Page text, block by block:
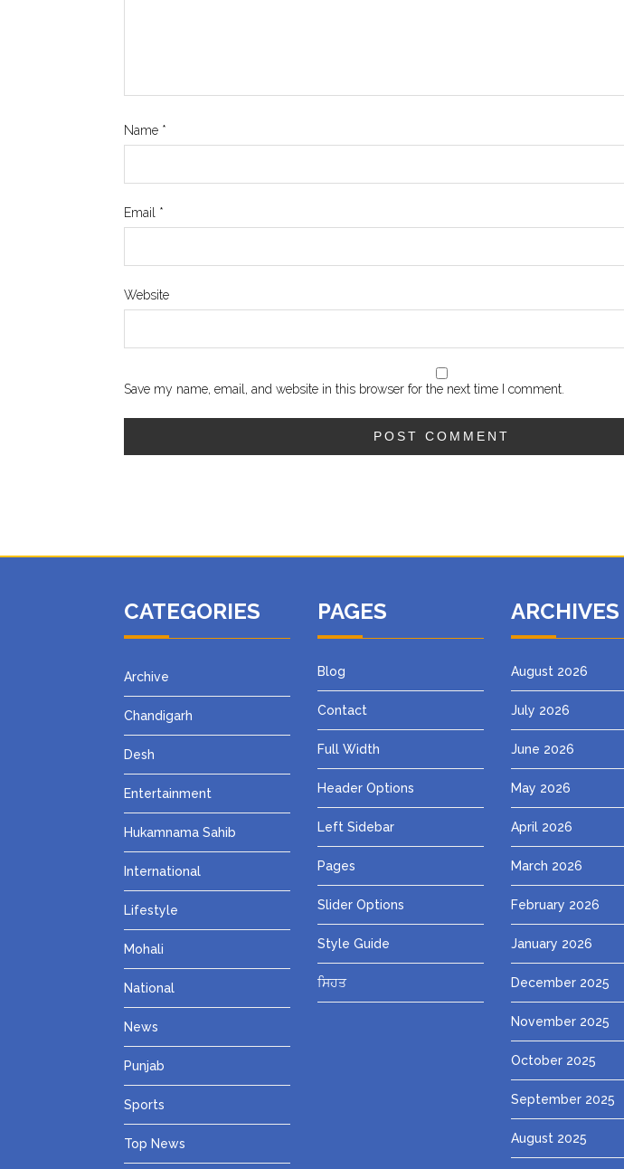
Name *
Email *
Website
Save my name, email, and website in this browser for the next time I comment.
CATEGORIES
Archive
Chandigarh
Desh
Entertainment
Hukamnama Sahib
International
Lifestyle
Mohali
National
News
Punjab
Sports
Top News
PAGES
Blog
Contact
Full Width
Header Options
Left Sidebar
Pages
Slider Options
Style Guide
ਸਿਹਤ
ARCHIVES
August 2026
July 2026
June 2026
May 2026
April 2026
March 2026
February 2026
January 2026
December 2025
November 2025
October 2025
September 2025
August 2025